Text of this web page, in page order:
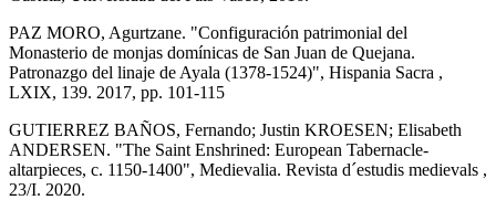
PAZ MORO, Agurtzane. "Configuración patrimonial del
Monasterio de monjas domínicas de San Juan de Quejana.
Patronazgo del linaje de Ayala (1378-1524)", Hispania Sacra ,
LXIX, 139. 2017, pp. 101-115
GUTIERREZ BAÑOS, Fernando; Justin KROESEN; Elisabeth
ANDERSEN. "The Saint Enshrined: European Tabernacle-
altarpieces, c. 1150-1400", Medievalia. Revista d´estudis medievals ,
23/I. 2020.